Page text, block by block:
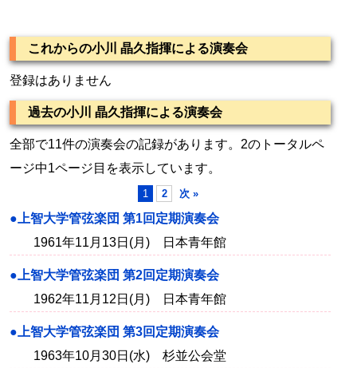
これからの小川 晶久指揮による演奏会
登録はありません
過去の小川 晶久指揮による演奏会
全部で11件の演奏会の記録があります。2のトータルペ
ージ中1ページ目を表示しています。
1 2 次 »
●上智大学管弦楽団 第1回定期演奏会
1961年11月13日(月) 日本青年館
●上智大学管弦楽団 第2回定期演奏会
1962年11月12日(月) 日本青年館
●上智大学管弦楽団 第3回定期演奏会
1963年10月30日(水) 杉並公会堂